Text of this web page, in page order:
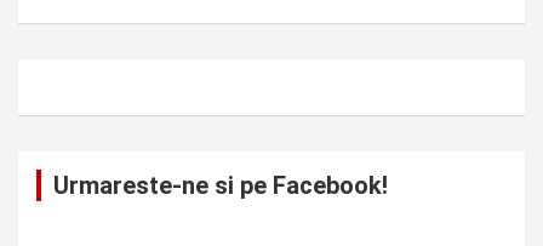
Urmareste-ne si pe Facebook!